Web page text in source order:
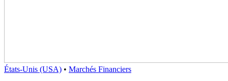
États-Unis (USA) • Marchés Financiers